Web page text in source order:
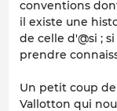
conventions
il existe une
de celle d'@si ;
prendre
Un petit coup
Vallotton qui